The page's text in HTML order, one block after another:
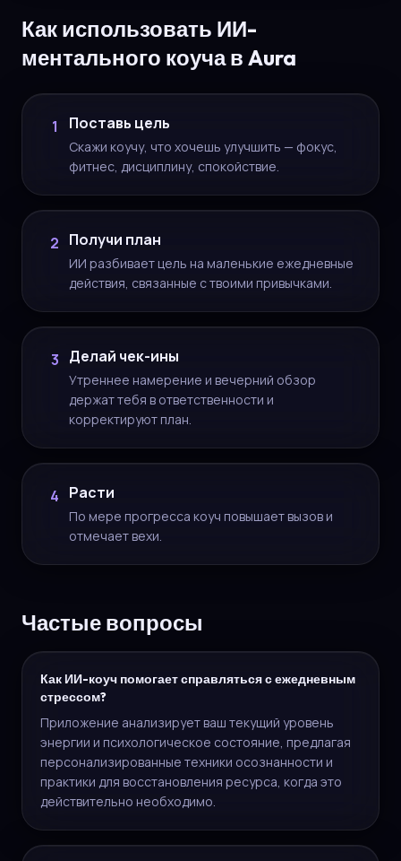
Как использовать ИИ-
ментального коуча в Aura
1 Поставь цель
Скажи коучу, что хочешь улучшить — фокус,
фитнес, дисциплину, спокойствие.
2 Получи план
ИИ разбивает цель на маленькие ежедневные
действия, связанные с твоими привычками.
3 Делай чек-ины
Утреннее намерение и вечерний обзор
держат тебя в ответственности и
корректируют план.
4 Расти
По мере прогресса коуч повышает вызов и
отмечает вехи.
Частые вопросы
Как ИИ-коуч помогает справляться с ежедневным
стрессом?
Приложение анализирует ваш текущий уровень
энергии и психологическое состояние, предлагая
персонализированные техники осознанности и
практики для восстановления ресурса, когда это
действительно необходимо.